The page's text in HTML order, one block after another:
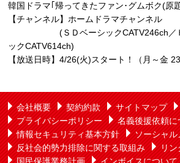
韓国ドラマ｢帰ってきたファン･グムボク(原
【チャンネル】ホームドラマチャンネル
(ＳＤベーシックCATV246ch／Ｈ
ックCATV614ch)
【放送日時】4/26(火)スタート！（月～金
会社概要 契約約款 サイトマップ
プライバシーポリシー
名義後援依頼に
情報セキュリティ基本方針
ソーシャ
反社会的勢力排除に関する取組み
リ